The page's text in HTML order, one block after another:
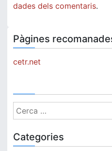
dades dels comentaris.
Pàgines
cetr.net
Cerca:
Categories